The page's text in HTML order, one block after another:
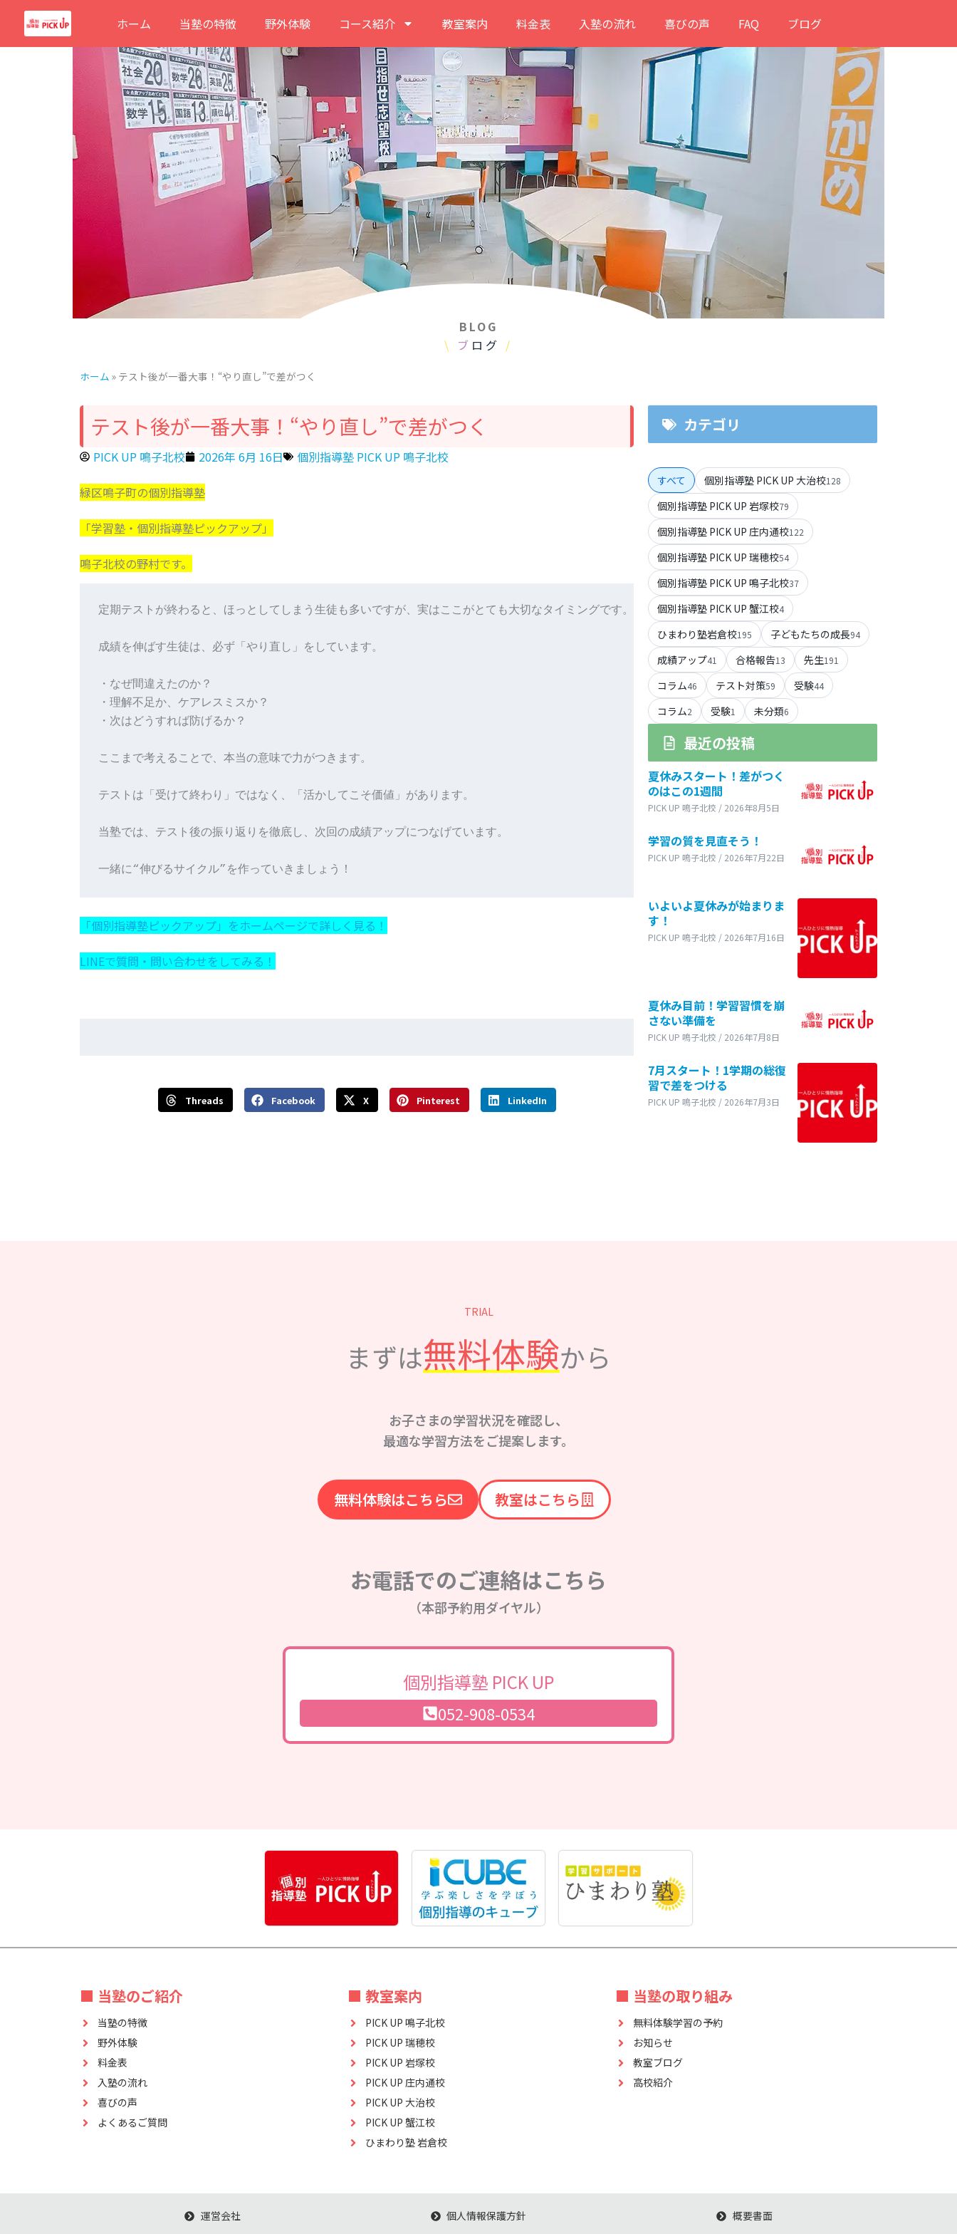
を
ホーム 当塾の特徴 野外体験 コース紹介 教室案内 料金表 入塾の流れ 喜びの声 FAQ ブログ
BLOG
\ ブ ログ /
ホーム » テスト後が一番大事！“やり直し”で差がつく
テスト後が一番大事！“やり直し”で差がつく
PICK UP 鳴子北校 2026年 6月 16日 個別指導塾 PICK UP 鳴子北校
緑区鳴子町の個別指導塾
「学習塾・個別指導塾ピックアップ」
鳴子北校の野村です。
定期テストが終わると、ほっとしてしまう生徒も多いですが、実はここがとても大切なタイミングです。
成績を伸ばす生徒は、必ず「やり直し」をしています。
・なぜ間違えたのか？
・理解不足か、ケアレスミスか？
・次はどうすれば防げるか？
ここまで考えることで、本当の意味で力がつきます。
テストは「受けて終わり」ではなく、「活かしてこそ価値」があります。
当塾では、テスト後の振り返りを徹底し、次回の成績アップにつなげています。
「個別指導塾ピックアップ」をホームページで詳しく見る！
LINEで質問・問い合わせをしてみる！
Threads Facebook X Pinterest LinkedIn
カテゴリ
すべて 個別指導塾 PICK UP 大治校128
個別指導塾 PICK UP 岩塚校79
個別指導塾 PICK UP 庄内通校122
個別指導塾 PICK UP 瑞穂校54
個別指導塾 PICK UP 鳴子北校37
個別指導塾 PICK UP 蟹江校4
ひまわり塾岩倉校195 子どもたちの成長94
成績アップ41 合格報告13 先生191
コラム46 テスト対策59 受験44
コラム2 受験1 未分類6
最近の投稿
夏休みスタート！差がつく
のはこの1週間
PICK UP 鳴子北校 / 2026年8月5日
学習の質を見直そう！
PICK UP 鳴子北校 / 2026年7月22日
いよいよ夏休みが始まりま
す！
PICK UP 鳴子北校 / 2026年7月16日
夏休み目前！学習習慣を崩
さない準備を
PICK UP 鳴子北校 / 2026年7月8日
7月スタート！1学期の総復
習で差をつける
PICK UP 鳴子北校 / 2026年7月3日
TRIAL
まずは無料体験から
お子さまの学習状況を確認し、
最適な学習方法をご提案します。
無料体験はこちら 教室はこちら
お電話でのご連絡はこちら
（本部予約用ダイヤル）
個別指導塾 PICK UP
052-908-0534
■ 当塾のご紹介
当塾の特徴
野外体験
料金表
入塾の流れ
喜びの声
よくあるご質問
■ 教室案内
PICK UP 鳴子北校
PICK UP 瑞穂校
PICK UP 岩塚校
PICK UP 庄内通校
PICK UP 大治校
PICK UP 蟹江校
ひまわり塾 岩倉校
■ 当塾の取り組み
無料体験学習の予約
お知らせ
教室ブログ
高校紹介
運営会社 個人情報保護方針 概要書面